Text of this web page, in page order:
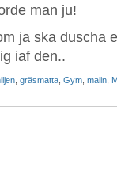
man ju!
ja ska duscha
iaf den..
gräsmatta Gym malin